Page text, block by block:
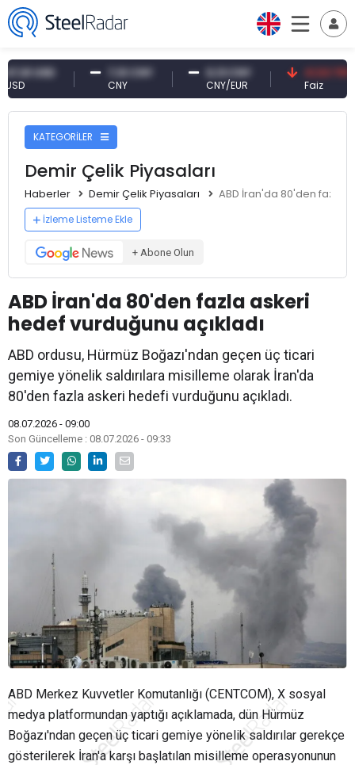
USD 7,10 CNY 0,13 CNY
CNY/EUR
41,53 TRY
KATEGORİLER
Demir Çelik Piyasaları
Haberler Demir Çelik Piyasaları ABD İran'da 80'den fazla
İzleme Listeme Ekle
+ Abone Olun
ABD İran'da 80'den fazla askeri
hedef vurduğunu açıkladı
ABD ordusu, Hürmüz Boğazı'ndan geçen üç ticari
gemiye yönelik saldırılara misilleme olarak İran'da
80'den fazla askeri hedefi vurduğunu açıkladı.
08.07.2026 - 09:00
Son Güncelleme : 08.07.2026 - 09:33
ABD Merkez Kuvvetler Komutanlığı (CENTCOM), X sosyal
medya platformundan yaptığı açıklamada, dün Hürmüz
Boğazı'ndan geçen üç ticari gemiye yönelik saldırılar gerekçe
gösterilerek İran'a karşı başlatılan misilleme operasyonunun